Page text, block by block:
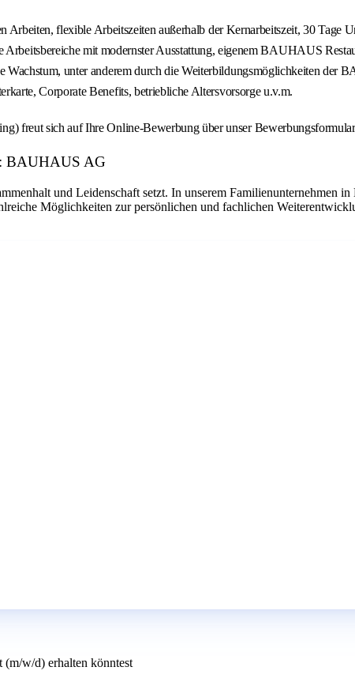
flexible Arbeitszeiten außerhalb der Kernarbeitszeit, 30 Tage
mit modernster Ausstattung, eigenem BAUHAUS
unter anderem durch die Weiterbildungsmöglichkeiten der
Corporate Benefits, betriebliche Altersvorsorge u.v.m.
freut sich auf Ihre Online-Bewerbung über unser
BAUHAUS AG
und Leidenschaft setzt. In unserem Familienunternehmen
Möglichkeiten zur persönlichen und fachlichen
(m/w/d) erhalten könntest